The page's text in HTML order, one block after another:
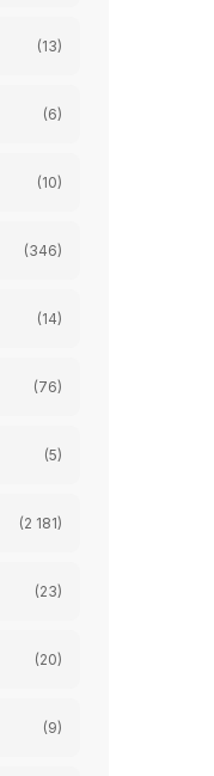
(13)
(6)
(10)
(346)
(14)
(76)
(5)
(2 181)
(23)
(20)
(9)